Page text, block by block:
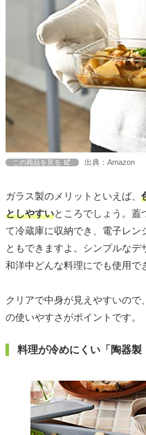
この商品を見る 出典：Amazon
ガラス製のメリットといえば、
としやすいところでしょう。蓋
て冷蔵庫に収納でき、電子レン
ともできますよ。シンプルなデ
和洋中どんな料理にでも使用で
クリアで中身が見えやすいの
の使いやすさがポイントです。
料理が冷めにくい「陶器製